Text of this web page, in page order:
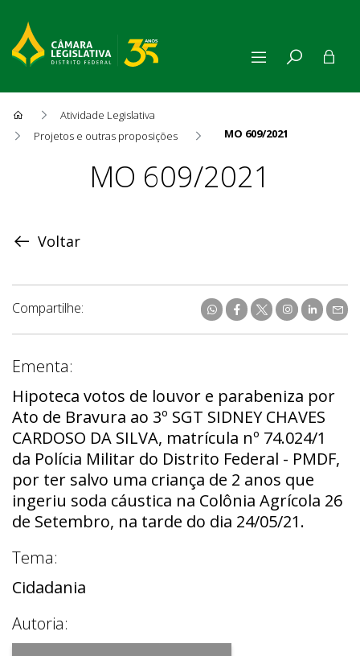
Atividade Legislativa
Projetos e outras proposições
MO 609/2021
ProposiçãoMO 609/2021
Voltar
Compartilhe:
Ementa:
Hipoteca votos de louvor e parabeniza por
Ato de Bravura ao 3º SGT SIDNEY CHAVES
CARDOSO DA SILVA, matrícula nº 74.024/1
da Polícia Militar do Distrito Federal - PMDF,
por ter salvo uma criança de 2 anos que
ingeriu soda cáustica na Colônia Agrícola 26
de Setembro, na tarde do dia 24/05/21.
Tema:
Cidadania
Autoria: